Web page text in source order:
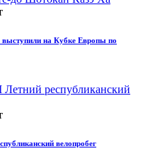
на Кубке Европы по
велопробег